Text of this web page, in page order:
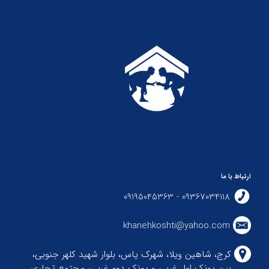
ارتباط با ما
09367034118 - 09195045363
khanehkoshti@yahoo.com
کرج، شاهین ویلا، شهرک یاس، بلوار شهید کلهر جنوبی،